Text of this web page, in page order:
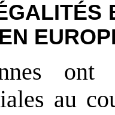
ont
au